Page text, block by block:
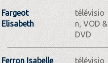
Fargeot
Elisabeth
télévisio
n, VOD &
DVD
Ferron Isabelle télévisio